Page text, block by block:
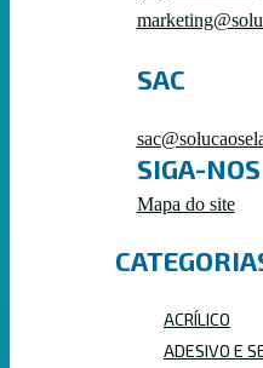
SAC
SIGA-NOS
Mapa do site
ACRÍLICO
ADESIVO E